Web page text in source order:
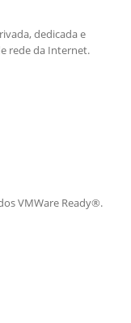
dedicada e
rede da Internet.
VMWare Ready®.